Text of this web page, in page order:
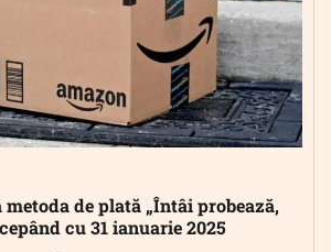
de plată „Întâi probează,
cu 31 ianuarie 2025